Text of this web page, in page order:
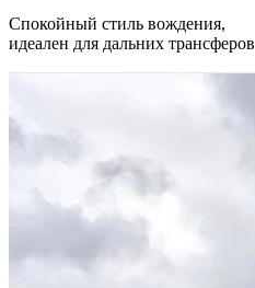
Спокойный стиль вождения,
идеален для дальних трансферов